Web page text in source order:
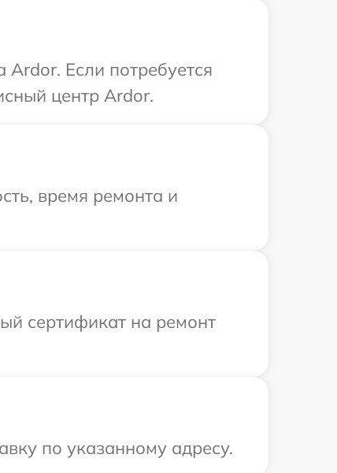
Если потребуется
центр Ardor.
время ремонта и
сертификат на ремонт
по указанному адресу.